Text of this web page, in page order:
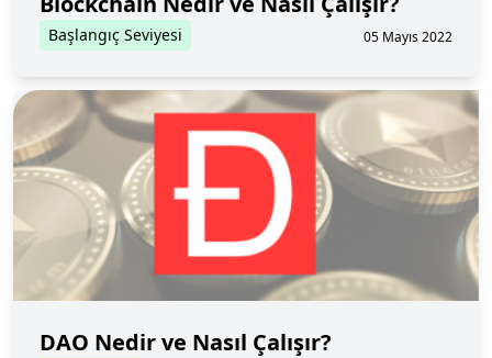
Başlangıç Seviyesi 05 Mayıs 2022
DAO Nedir ve Nasıl Çalışır?